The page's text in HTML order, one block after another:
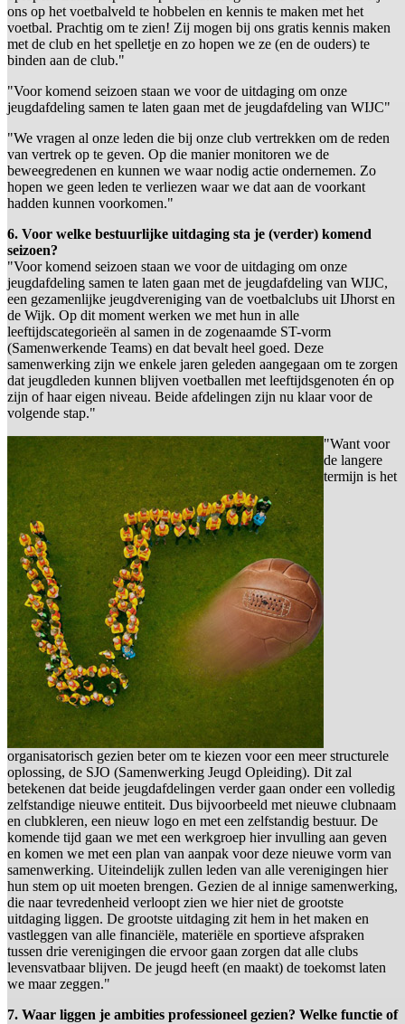
ons op het voetbalveld te hobbelen en kennis te maken met het
voetbal. Prachtig om te zien! Zij mogen bij ons gratis kennis maken
met de club en het spelletje en zo hopen we ze (en de ouders) te
binden aan de club."
"Voor komend seizoen staan we voor de uitdaging om onze
jeugdafdeling samen te laten gaan met de jeugdafdeling van WIJC"
"We vragen al onze leden die bij onze club vertrekken om de reden
van vertrek op te geven. Op die manier monitoren we de
beweegredenen en kunnen we waar nodig actie ondernemen. Zo
hopen we geen leden te verliezen waar we dat aan de voorkant
hadden kunnen voorkomen."
6. Voor welke bestuurlijke uitdaging sta je (verder) komend
seizoen?
"Voor komend seizoen staan we voor de uitdaging om onze
jeugdafdeling samen te laten gaan met de jeugdafdeling van WIJC,
een gezamenlijke jeugdvereniging van de voetbalclubs uit IJhorst en
de Wijk. Op dit moment werken we met hun in alle
leeftijdscategorieën al samen in de zogenaamde ST-vorm
(Samenwerkende Teams) en dat bevalt heel goed. Deze
samenwerking zijn we enkele jaren geleden aangegaan om te zorgen
dat jeugdleden kunnen blijven voetballen met leeftijdsgenoten én op
zijn of haar eigen niveau. Beide afdelingen zijn nu klaar voor de
volgende stap."
"Want voor
de langere
termijn is het
organisatorisch gezien beter om te kiezen voor een meer structurele
oplossing, de SJO (Samenwerking Jeugd Opleiding). Dit zal
betekenen dat beide jeugdafdelingen verder gaan onder een volledig
zelfstandige nieuwe entiteit. Dus bijvoorbeeld met nieuwe clubnaam
en clubkleren, een nieuw logo en met een zelfstandig bestuur. De
komende tijd gaan we met een werkgroep hier invulling aan geven
en komen we met een plan van aanpak voor deze nieuwe vorm van
samenwerking. Uiteindelijk zullen leden van alle verenigingen hier
hun stem op uit moeten brengen. Gezien de al innige samenwerking,
die naar tevredenheid verloopt zien we hier niet de grootste
uitdaging liggen. De grootste uitdaging zit hem in het maken en
vastleggen van alle financiële, materiële en sportieve afspraken
tussen drie verenigingen die ervoor gaan zorgen dat alle clubs
levensvatbaar blijven. De jeugd heeft (en maakt) de toekomst laten
we maar zeggen."
7. Waar liggen je ambities professioneel gezien? Welke functie of